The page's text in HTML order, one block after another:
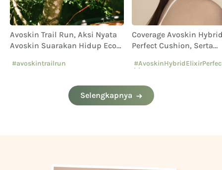
Avoskin Trail Run, Aksi Nyata
Avoskin Suarakan Hidup Eco
#avoskintrailrun
Coverage Avoskin
Perfect Cushion, Serta
hion
#AvoskinYourSkinBae
#CushionAvoskin
Selengkapnya